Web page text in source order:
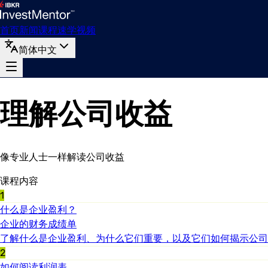
首页新闻课程速学视频
简体中文
理解公司收益
像专业人士一样解读公司收益
课程内容
1
什么是企业盈利？
企业的财务成绩单
了解什么是企业盈利、为什么它们重要，以及它们如何揭示公司
2